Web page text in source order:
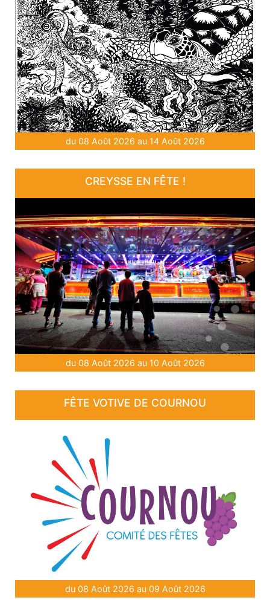
du 08 Août 2026 au 14 Août 2026
CREYSSE EN FÊTE !
du 08 Août 2026 au 10 Août 2026
FÊTE VOTIVE DE COURNOU
du 08 Août 2026 au 09 Août 2026